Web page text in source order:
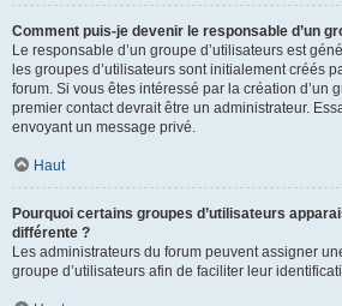
Comment puis-je devenir le responsable d’un
Le responsable d’un groupe d’utilisateurs est
les groupes d’utilisateurs sont initialement créés
forum. Si vous êtes intéressé par la création d’un
premier contact devrait être un administrateur.
envoyant un message privé.
Haut
Pourquoi certains groupes d’utilisateurs
différente ?
Les administrateurs du forum peuvent assigner
groupe d’utilisateurs afin de faciliter leur